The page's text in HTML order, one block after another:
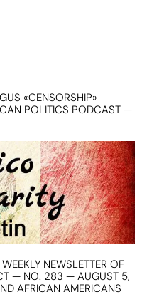
«CENSORSHIP»
POLITICS PODCAST —
NEWSLETTER OF
— NO. 283 — AUGUST 5,
AFRICAN AMERICANS